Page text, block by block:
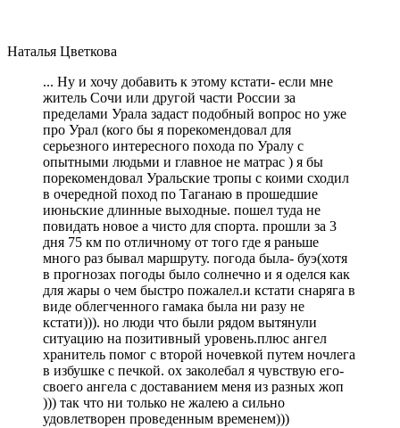
Наталья Цветкова
... Ну и хочу добавить к этому кстати- если мне
житель Сочи или другой части России за
пределами Урала задаст подобный вопрос но уже
про Урал (кого бы я порекомендовал для
серьезного интересного похода по Уралу с
опытными людьми и главное не матрас ) я бы
порекомендовал Уральские тропы с коими сходил
в очередной поход по Таганаю в прошедшие
июньские длинные выходные. пошел туда не
повидать новое а чисто для спорта. прошли за 3
дня 75 км по отличному от того где я раньше
много раз бывал маршруту. погода была- буэ(хотя
в прогнозах погоды было солнечно и я оделся как
для жары о чем быстро пожалел.и кстати снаряга в
виде облегченного гамака была ни разу не
кстати))). но люди что были рядом вытянули
ситуацию на позитивный уровень.плюс ангел
хранитель помог с второй ночевкой путем ночлега
в избушке с печкой. ох заколебал я чувствую его-
своего ангела с доставанием меня из разных жоп
))) так что ни только не жалею а сильно
удовлетворен проведенным временем)))